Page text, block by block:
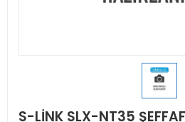
S-LİNK SLX-NT35